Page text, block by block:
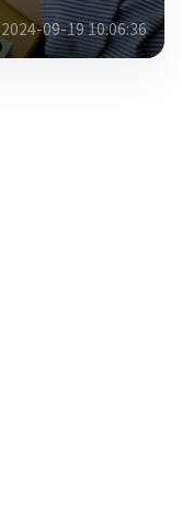
2024-09-19 10:06:36